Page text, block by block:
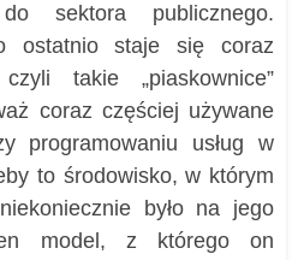
sektora publicznego.
ostatnio staje się coraz
takie „piaskownice”
coraz częściej używane
programowaniu usług w
to środowisko, w którym
było na jego
model, z którego on